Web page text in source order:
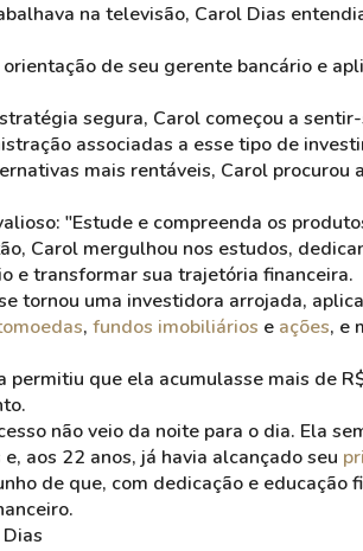
na televisão, Carol Dias
de seu gerente bancário e
segura, Carol começou a
associadas a esse tipo de
mais rentáveis, Carol procurou
"Estude e compreenda os
Carol mergulhou nos estudos,
e transformar sua trajetória financeira.
tornou uma investidora arrojada,
, fundos imobiliários e ações, e
permitiu que ela acumulasse mais de
não veio da noite para o dia. Ela
aos 22 anos, já havia alcançado seu
de que, com dedicação e educação